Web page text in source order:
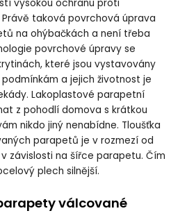
vysokou ochranu proti
taková povrchová úprava
na ohýbačkách a není třeba
povrchové úpravy se
které jsou vystavovány
a jejich životnost je
Lakoplastové parapetní
z pohodlí domova s ​​krátkou
nikdo jiný nenabídne. Tloušťka
parapetů je v rozmezí od
závislosti na šířce parapetu. Čím
plech silnější.
válcované